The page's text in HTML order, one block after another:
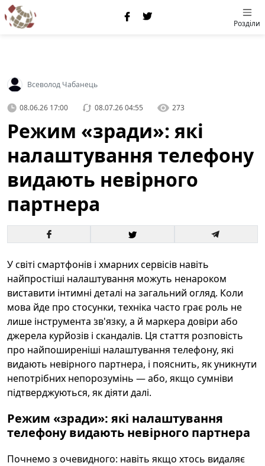
Розділи
Всеволод Чабанець
08.06.26 17:00 08.07.26 04:55 273
Режим «зради»: які
налаштування телефону
видають невірного
партнера
У світі смартфонів і хмарних сервісів навіть
найпростіші налаштування можуть ненароком
виставити інтимні деталі на загальний огляд. Коли
мова йде про стосунки, техніка часто грає роль не
лише інструмента зв'язку, а й маркера довіри або
джерела курйозів і скандалів. Ця стаття розповість
про найпоширеніші налаштування телефону, які
видають невірного партнера, і пояснить, як уникнути
непотрібних непорозумінь — або, якщо сумніви
підтверджуються, як діяти далі.
Режим «зради»: які налаштування
телефону видають невірного партнера
Почнемо з очевидного: навіть якщо хтось видаляє